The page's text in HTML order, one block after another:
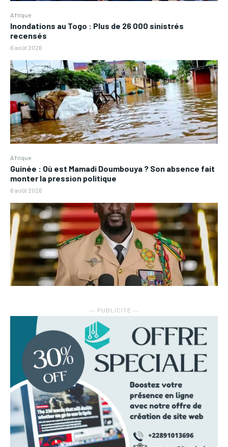
Afrique
Inondations au Togo : Plus de 26 000 sinistrés
recensés
6 août 2026
Afrique
Guinée : Où est Mamadi Doumbouya ? Son absence fait
monter la pression politique
6 août 2026
― PUBLICITE ―